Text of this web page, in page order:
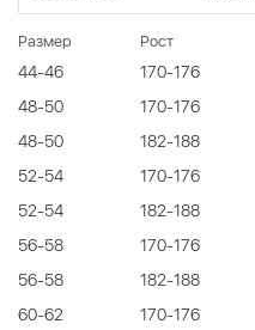
Размер Рост
44-46 170-176
48-50
170-176
48-50
182-188
52-54
170-176
52-54
182-188
56-58
170-176
56-58
182-188
60-62
170-176